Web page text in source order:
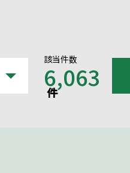
該当件数
6,063
件